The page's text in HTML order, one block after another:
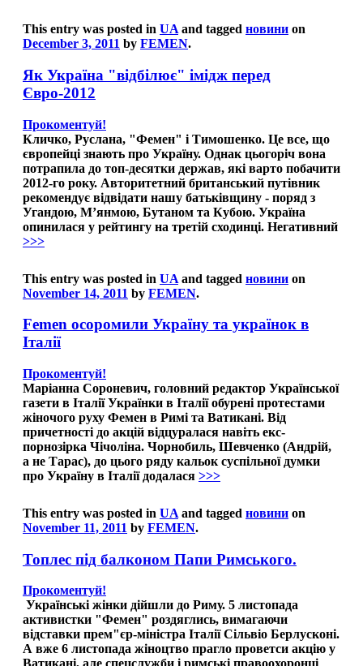
This entry was posted in UA and tagged новини on
December 3, 2011 by FEMEN.
Як Україна "відбілює" імідж перед
Євро-2012
Прокоментуй!
Кличко, Руслана, "Фемен" і Тимошенко. Це все, що
європейці знають про Україну. Однак цьогоріч вона
потрапила до топ-десятки держав, які варто побачити
2012-го року. Авторитетний британський путівник
рекомендує відвідати нашу батьківщину - поряд з
Угандою, М’янмою, Бутаном та Кубою. Україна
опинилася у рейтингу на третій сходинці. Негативний
>>>
This entry was posted in UA and tagged новини on
November 14, 2011 by FEMEN.
Femen осоромили Україну та українок в
Італії
Прокоментуй!
Маріанна Сороневич, головний редактор Української
газети в Італії Українки в Італії обурені протестами
жіночого руху Фемен в Римі та Ватикані. Від
причетності до акцій відцуралася навіть екс-
порнозірка Чічоліна. Чорнобиль, Шевченко (Андрій,
а не Тарас), до цього ряду кальок суспільної думки
про Україну в Італії додалася >>>
This entry was posted in UA and tagged новини on
November 11, 2011 by FEMEN.
Топлес під балконом Папи Римського.
Прокоментуй!
Українські жінки дійшли до Риму. 5 листопада
активистки "Фемен" роздяглись, вимагаючи
відставки прем"єр-міністра Італії Сільвіо Берлусконі.
А вже 6 листопада жіноцтво прагло проветси акцію у